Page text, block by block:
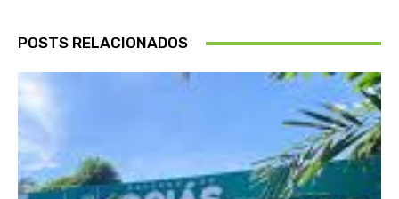
POSTS RELACIONADOS